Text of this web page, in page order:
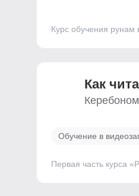
Курс обучения рунам
Как
Обучение в
Первая часть курса